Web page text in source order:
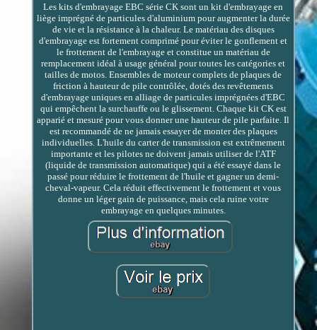
Les kits d'embrayage EBC série CK sont un kit d'embrayage en
liège imprégné de particules d'aluminium pour augmenter la durée
de vie et la résistance à la chaleur. Le matériau des disques
d'embrayage est fortement comprimé pour éviter le gonflement et
le frottement de l'embrayage et constitue un matériau de
remplacement idéal à usage général pour toutes les catégories et
tailles de motos. Ensembles de moteur complets de plaques de
friction à hauteur de pile contrôlée, dotés des revêtements
d'embrayage uniques en alliage de particules imprégnées d'EBC
qui empêchent la surchauffe ou le glissement. Chaque kit CK est
apparié et mesuré pour vous donner une hauteur de pile parfaite. Il
est recommandé de ne jamais essayer de monter des plaques
individuelles. L'huile du carter de transmission est extrêmement
importante et les pilotes ne doivent jamais utiliser de l'ATF
(liquide de transmission automatique) qui a été essayé dans le
passé pour réduire le frottement de l'huile et gagner un demi-
cheval-vapeur. Cela réduit effectivement le frottement et vous
donne un léger gain de puissance, mais cela ruine votre
embrayage en quelques minutes.